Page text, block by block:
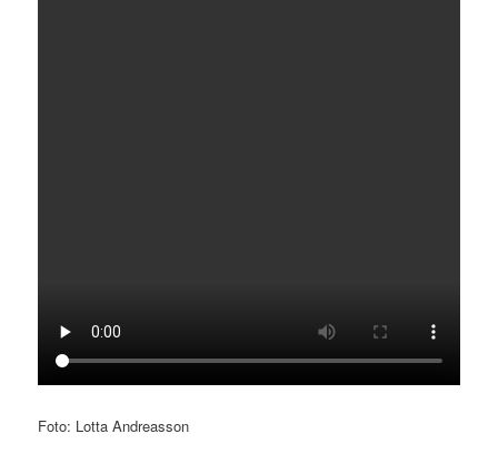
Foto: Lotta Andreasson